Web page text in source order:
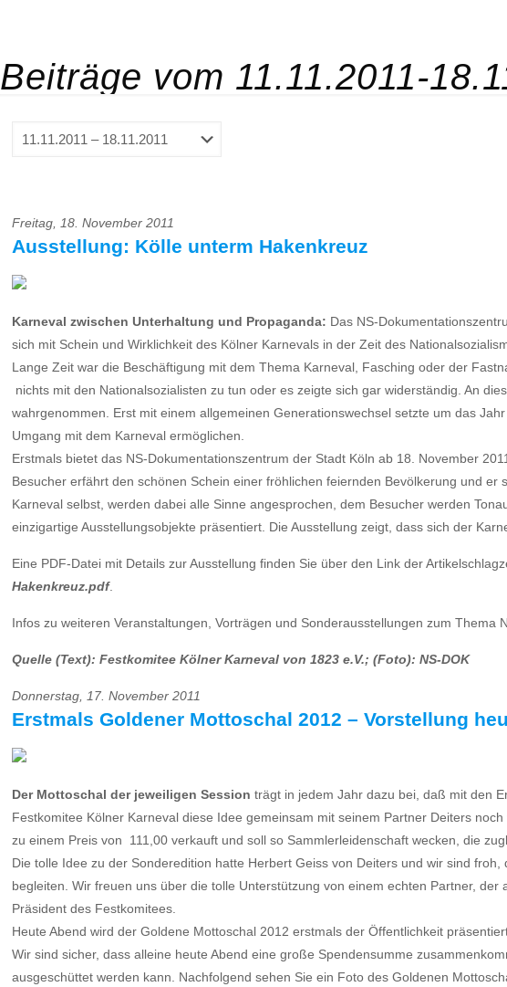
Beiträge vom 11.11.2011-
Freitag, 18. November 2011
Ausstellung: Kölle unterm Hakenkreuz
Karneval zwischen Unterhaltung und Propaganda: Das NS-
sich mit Schein und Wirklichkeit des Kölner Karnevals in der Zeit des
Lange Zeit war die Beschäftigung mit dem Thema Karneval, Fasching oder der
 nichts mit den Nationalsozialisten zu tun oder es zeigte sich gar widerständig. An
wahrgenommen. Erst mit einem allgemeinen Generationswechsel setzte um das
Umgang mit dem Karneval ermöglichen.
Erstmals bietet das NS-Dokumentationszentrum der Stadt Köln ab 18. November
Besucher erfährt den schönen Schein einer fröhlichen feiernden Bevölkerung und
Karneval selbst, werden dabei alle Sinne angesprochen, dem Besucher werden
einzigartige Ausstellungsobjekte präsentiert. Die Ausstellung zeigt, dass sich der
Eine PDF-Datei mit Details zur Ausstellung finden Sie über den Link der
Hakenkreuz.pdf.
Infos zu weiteren Veranstaltungen, Vorträgen und Sonderausstellungen zum Thema
Quelle (Text): Festkomitee Kölner Karneval von 1823 e.V.; (Foto): NS-DOK
Donnerstag, 17. November 2011
Erstmals Goldener Mottoschal 2012 – Vorstellung
Der Mottoschal der jeweiligen Session trägt in jedem Jahr dazu bei, daß mit den
Festkomitee Kölner Karneval diese Idee gemeinsam mit seinem Partner Deiters
zu einem Preis von  111,00 verkauft und soll so Sammlerleidenschaft wecken, die
Die tolle Idee zu der Sonderedition hatte Herbert Geiss von Deiters und wir sind
begleiten. Wir freuen uns über die tolle Unterstützung von einem echten Partner,
Präsident des Festkomitees.
Heute Abend wird der Goldene Mottoschal 2012 erstmals der Öffentlichkeit
Wir sind sicher, dass alleine heute Abend eine große Spendensumme
ausgeschüttet werden kann. Nachfolgend sehen Sie ein Foto des Goldenen